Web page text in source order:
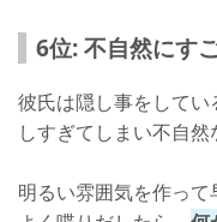
6位: 不自然にす
彼氏は隠し事をして
しすぎてしまい不自然
明るい雰囲気を作っ